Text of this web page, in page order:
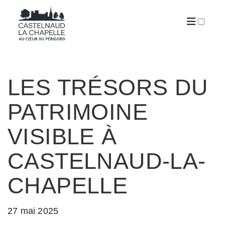
LES TRÉSORS DU
PATRIMOINE
VISIBLE À
CASTELNAUD-LA-
CHAPELLE
27 mai 2025